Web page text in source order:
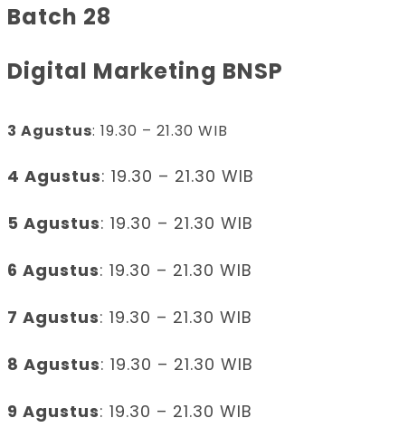
Batch 28
Digital Marketing BNSP
3 Agustus: 19.30 – 21.30 WIB
4 Agustus: 19.30 – 21.30 WIB
5 Agustus: 19.30 – 21.30 WIB
6 Agustus: 19.30 – 21.30 WIB
7 Agustus: 19.30 – 21.30 WIB
8 Agustus: 19.30 – 21.30 WIB
9 Agustus: 19.30 – 21.30 WIB